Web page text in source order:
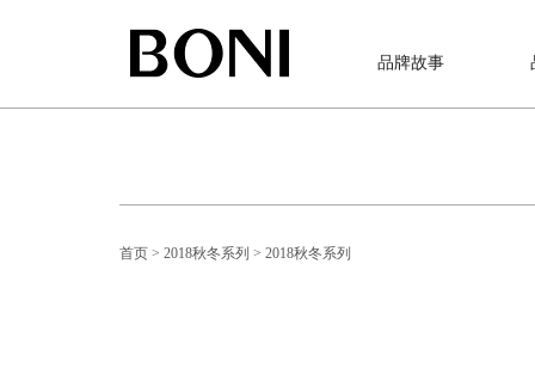
品牌故事
首页 > 2018秋冬系列 > 2018秋冬系列